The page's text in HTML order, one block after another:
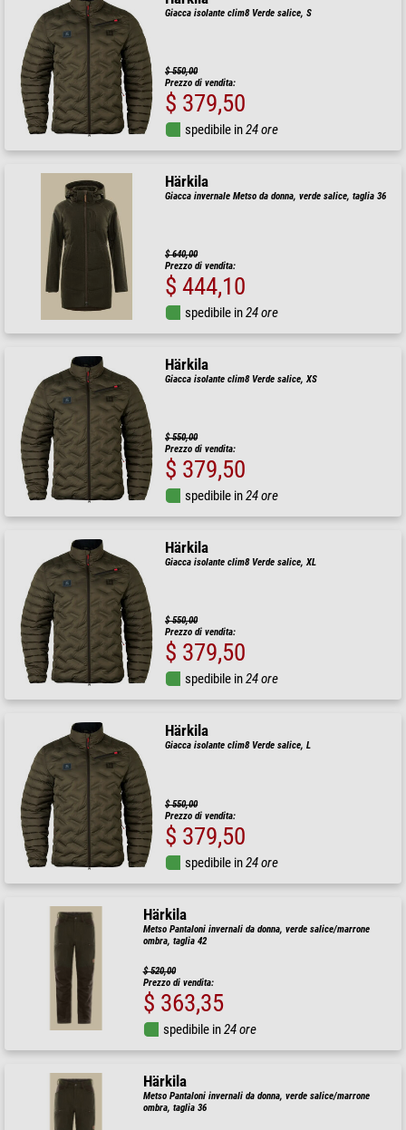
Giacca isolante clim8 Verde salice, S
$ 550,00
Prezzo di vendita:
$ 379,50
spedibile in24 ore
Härkila
Giacca invernale Metso da donna, verde salice, taglia 36
$ 640,00
Prezzo di vendita:
$ 444,10
spedibile in24 ore
Härkila
Giacca isolante clim8 Verde salice, XS
$ 550,00
Prezzo di vendita:
$ 379,50
spedibile in24 ore
Härkila
Giacca isolante clim8 Verde salice, XL
$ 550,00
Prezzo di vendita:
$ 379,50
spedibile in24 ore
Härkila
Giacca isolante clim8 Verde salice, L
$ 550,00
Prezzo di vendita:
$ 379,50
spedibile in24 ore
Härkila
Metso Pantaloni invernali da donna, verde salice/marrone
ombra, taglia 42
$ 520,00
Prezzo di vendita:
$ 363,35
spedibile in24 ore
Härkila
Metso Pantaloni invernali da donna, verde salice/marrone
ombra, taglia 36